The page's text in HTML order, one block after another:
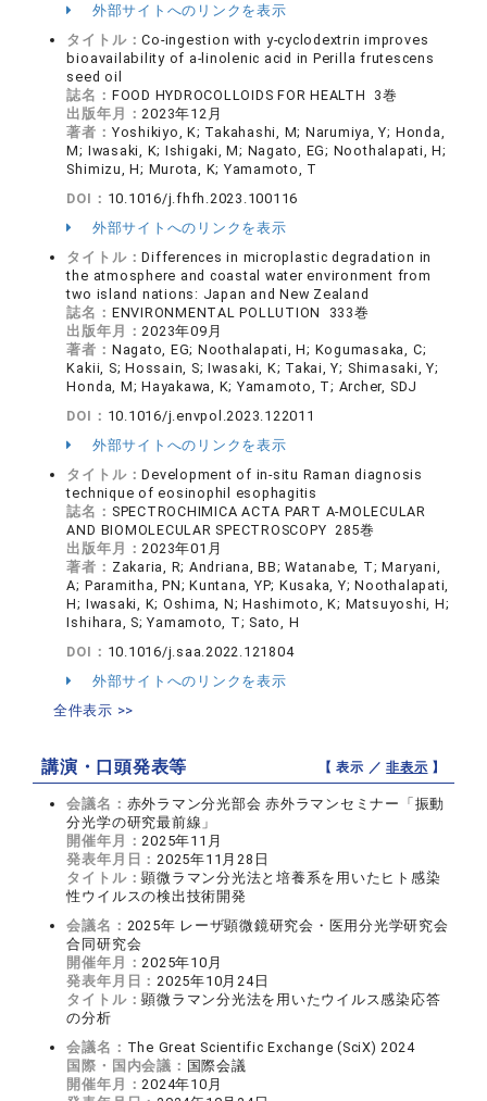
外部サイトへのリンクを表示
タイトル：Co-ingestion with y-cyclodextrin improves
bioavailability of a-linolenic acid in Perilla frutescens
seed oil
誌名： FOOD HYDROCOLLOIDS FOR HEALTH 3巻
出版年月： 2023年12月
著者： Yoshikiyo, K; Takahashi, M; Narumiya, Y; Honda,
M; Iwasaki, K; Ishigaki, M; Nagato, EG; Noothalapati, H;
Shimizu, H; Murota, K; Yamamoto, T
DOI： 10.1016/j.fhfh.2023.100116
外部サイトへのリンクを表示
タイトル：Differences in microplastic degradation in
the atmosphere and coastal water environment from
two island nations: Japan and New Zealand
誌名： ENVIRONMENTAL POLLUTION 333巻
出版年月： 2023年09月
著者： Nagato, EG; Noothalapati, H; Kogumasaka, C;
Kakii, S; Hossain, S; Iwasaki, K; Takai, Y; Shimasaki, Y;
Honda, M; Hayakawa, K; Yamamoto, T; Archer, SDJ
DOI： 10.1016/j.envpol.2023.122011
外部サイトへのリンクを表示
タイトル：Development of in-situ Raman diagnosis
technique of eosinophil esophagitis
誌名： SPECTROCHIMICA ACTA PART A-MOLECULAR
AND BIOMOLECULAR SPECTROSCOPY 285巻
出版年月： 2023年01月
著者： Zakaria, R; Andriana, BB; Watanabe, T; Maryani,
A; Paramitha, PN; Kuntana, YP; Kusaka, Y; Noothalapati,
H; Iwasaki, K; Oshima, N; Hashimoto, K; Matsuyoshi, H;
Ishihara, S; Yamamoto, T; Sato, H
DOI： 10.1016/j.saa.2022.121804
外部サイトへのリンクを表示
全件表示 >>
講演・口頭発表等 【 表示 ／非表示 】
会議名： 赤外ラマン分光部会 赤外ラマンセミナー「振動
分光学の研究最前線」
開催年月： 2025年11月
発表年月日： 2025年11月28日
タイトル：顕微ラマン分光法と培養系を用いたヒト感染
性ウイルスの検出技術開発
会議名： 2025年 レーザ顕微鏡研究会・医用分光学研究会
合同研究会
開催年月： 2025年10月
発表年月日： 2025年10月24日
タイトル：顕微ラマン分光法を用いたウイルス感染応答
の分析
会議名： The Great Scientific Exchange (SciX) 2024
国際・国内会議： 国際会議
開催年月： 2024年10月